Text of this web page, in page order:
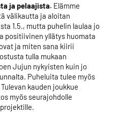
ja pelaajista. Elämme
välikautta ja aloitan
1.5., mutta puhelin laulaa jo
positiivinen yllätys huomata
ja miten sana kiirii
tulla mukaan
Jujun nykyisten kuin jo
Puheluita tulee myös
kauden joukkue
myös seurajohdolle